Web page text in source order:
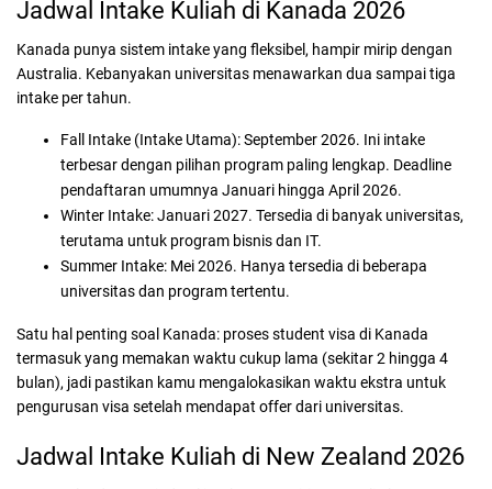
Jadwal Intake Kuliah di Kanada 2026
Kanada punya sistem intake yang fleksibel, hampir mirip dengan
Australia. Kebanyakan universitas menawarkan dua sampai tiga
intake per tahun.
Fall Intake (Intake Utama):September 2026. Ini intake
terbesar dengan pilihan program paling lengkap. Deadline
pendaftaran umumnya Januari hingga April 2026.
Winter Intake:Januari 2027. Tersedia di banyak universitas,
terutama untuk program bisnis dan IT.
Summer Intake: Mei 2026. Hanya tersedia di beberapa
universitas dan program tertentu.
Satu hal penting soal Kanada: proses student visa di Kanada
termasuk yang memakan waktu cukup lama (sekitar 2 hingga 4
bulan), jadi pastikan kamu mengalokasikan waktu ekstra untuk
pengurusan visa setelah mendapat offer dari universitas.
Jadwal Intake Kuliah di New Zealand 2026